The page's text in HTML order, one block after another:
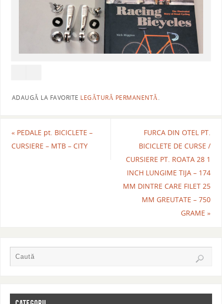
ADAUGĂ LA FAVORITE LEGĂTURĂ PERMANENTĂ.
«PEDALE pt. BICICLETE –
CURSIERE – MTB – CITY
FURCA DIN OTEL PT.
BICICLETE DE CURSE /
CURSIERE PT. ROATA 28 1
INCH LUNGIME TIJA – 174
MM DINTRE CARE FILET 25
MM GREUTATE – 750
GRAME»